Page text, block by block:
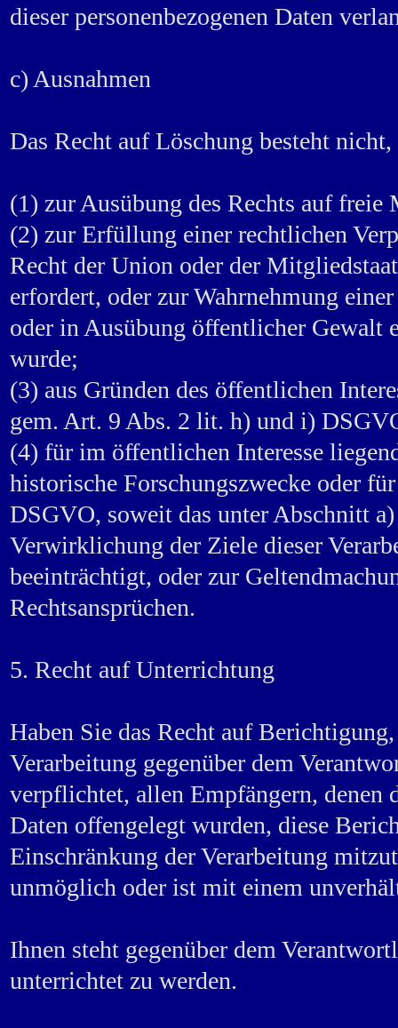
dieser personenbezogenen Daten
c) Ausnahmen
Das Recht auf Löschung besteht
(1) zur Ausübung des Rechts auf
(2) zur Erfüllung einer rechtlichen
Recht der Union oder der
erfordert, oder zur Wahrnehmung
oder in Ausübung öffentlicher Gewalt
wurde;
(3) aus Gründen des öffentlichen
gem. Art. 9 Abs. 2 lit. h) und i)
(4) für im öffentlichen Interesse
historische Forschungszwecke oder
DSGVO, soweit das unter Abschnitt
Verwirklichung der Ziele dieser
beeinträchtigt, oder zur
Rechtsansprüchen.
5. Recht auf Unterrichtung
Haben Sie das Recht auf
Verarbeitung gegenüber dem
verpflichtet, allen Empfängern, denen
Daten offengelegt wurden, diese
Einschränkung der Verarbeitung
unmöglich oder ist mit einem
Ihnen steht gegenüber dem
unterrichtet zu werden.